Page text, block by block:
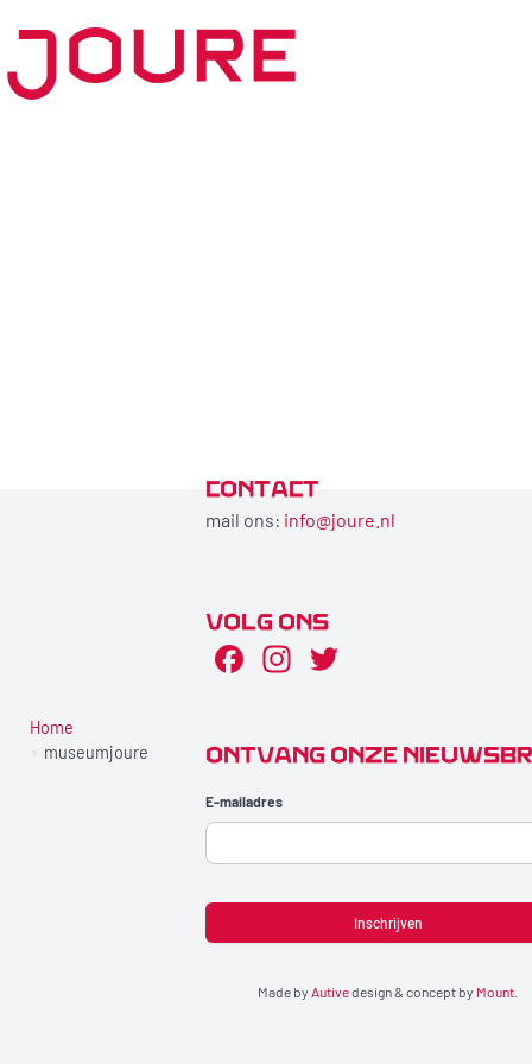
Home
museumjoure
CONTACT
mail ons: info@joure.nl
VOLG ONS
Facebook
Instagram
ONTVANG ONZE
E-mailadres
Made by Autivedesign & concept by Mount